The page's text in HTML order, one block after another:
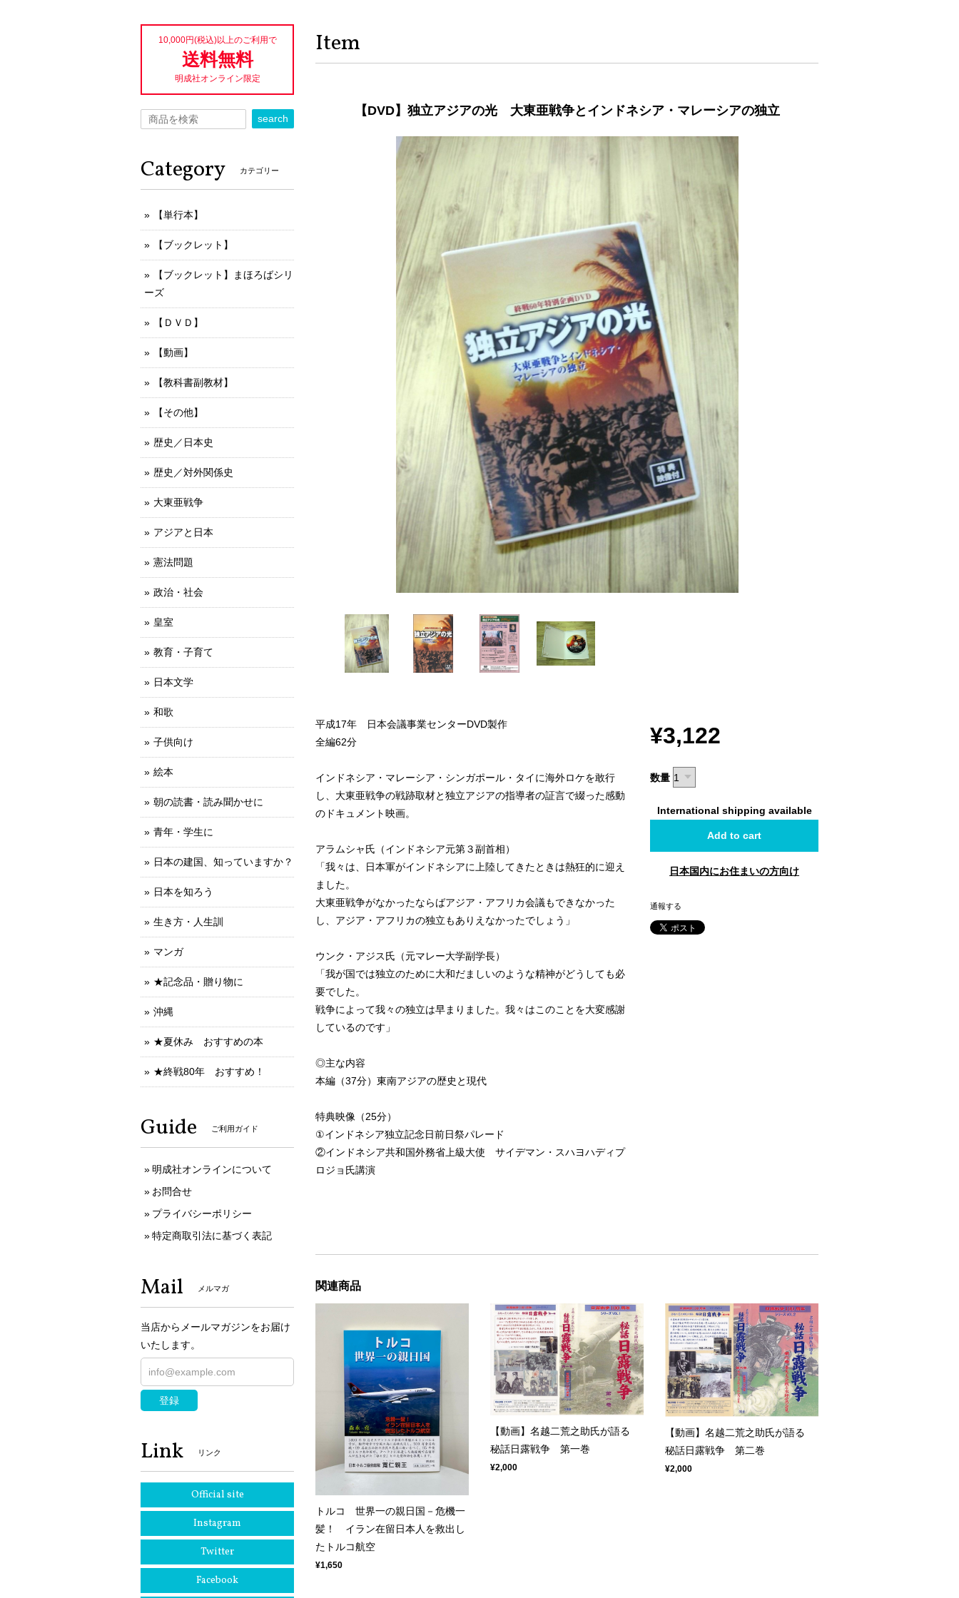
Item
【DVD】独立アジアの光 大東亜戦争とインドネシア・マレーシアの独立
平成17年 日本会議事業センターDVD製作
全編62分
インドネシア・マレーシア・シンガポール・タイに海外ロケを敢行
し、大東亜戦争の戦跡取材と独立アジアの指導者の証言で綴った感動
のドキュメント映画。
アラムシャ氏（インドネシア元第３副首相）
「我々は、日本軍がインドネシアに上陸してきたときは熱狂的に迎え
ました。
大東亜戦争がなかったならばアジア・アフリカ会議もできなかった
し、アジア・アフリカの独立もありえなかったでしょう」
ウンク・アジス氏（元マレー大学副学長）
「我が国では独立のために大和だましいのような精神がどうしても必
要でした。
戦争によって我々の独立は早まりました。我々はこのことを大変感謝
しているのです」
◎主な内容
本編（37分）東南アジアの歴史と現代
特典映像（25分）
①インドネシア独立記念日前日祭パレード
②インドネシア共和国外務省上級大使 サイデマン・スハヨハディプ
ロジョ氏講演
¥3,122
数量
International shipping available
Add to cart
日本国内にお住まいの方向け
通報する
関連商品
トルコ 世界一の親日国－危機一
髪！ イラン在留日本人を救出し
たトルコ航空
¥1,650
【動画】名越二荒之助氏が語る
秘話日露戦争 第一巻
¥2,000
【動画】名越二荒之助氏が語る
秘話日露戦争 第二巻
¥2,000
10,000円(税込)以上のご利用で
送料無料
明成社オンライン限定
search
Category カテゴリー
【単行本】
【ブックレット】
【ブックレット】まほろばシリ
ーズ
【ＤＶＤ】
【動画】
【教科書副教材】
【その他】
歴史／日本史
歴史／対外関係史
大東亜戦争
アジアと日本
憲法問題
政治・社会
皇室
教育・子育て
日本文学
和歌
子供向け
絵本
朝の読書・読み聞かせに
青年・学生に
日本の建国、知っていますか？
日本を知ろう
生き方・人生訓
マンガ
★記念品・贈り物に
沖縄
★夏休み おすすめの本
★終戦80年 おすすめ！
Guide ご利用ガイド
明成社オンラインについて
お問合せ
プライバシーポリシー
特定商取引法に基づく表記
Mail メルマガ
当店からメールマガジンをお届け
いたします。
登録
Link リンク
Official site
Instagram
Twitter
Facebook